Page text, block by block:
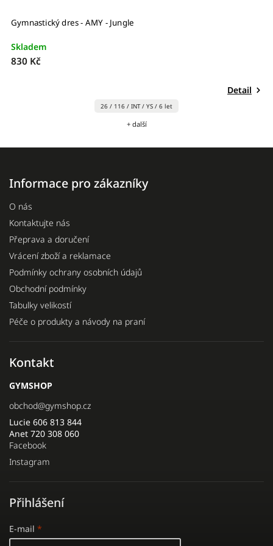
Gymnastický dres - AMY - Jungle
Skladem
830 Kč
Detail
26 / 116 / INT / YS / 6 let
+ další
Informace pro zákazníky
O nás
Kontaktujte nás
Přeprava a doručení
Vrácení zboží a reklamace
Podmínky ochrany osobních údajů
Obchodní podmínky
Tabulky velikostí
Péče o produkty a návody na praní
Kontakt
GYMSHOP
obchod@gymshop.cz
Lucie 606 813 844
Anet 720 308 060
Facebook
Instagram
Přihlášení
E-mail